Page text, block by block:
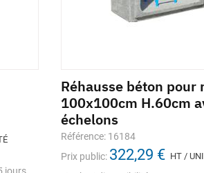
Réhausse béton pour
100x100cm H.60cm
échelons
Référence: 16184
Prix public: 322,29 € HT /